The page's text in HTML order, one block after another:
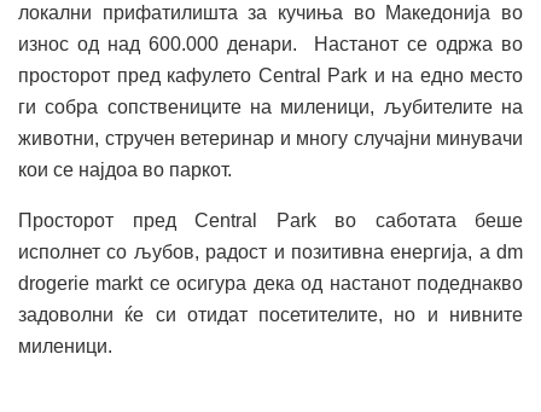
локални прифатилишта за кучиња во Македонија во
износ од над 600.000 денари. Настанот се одржа во
просторот пред кафулето Central Park и на едно место
ги собра сопствениците на миленици, љубителите на
животни, стручен ветеринар и многу случајни минувачи
кои се најдоа во паркот.
Просторот пред Central Park во саботата беше
исполнет со љубов, радост и позитивна енергија, а dm
drogerie markt се осигура дека од настанот подеднакво
задоволни ќе си отидат посетителите, но и нивните
миленици.